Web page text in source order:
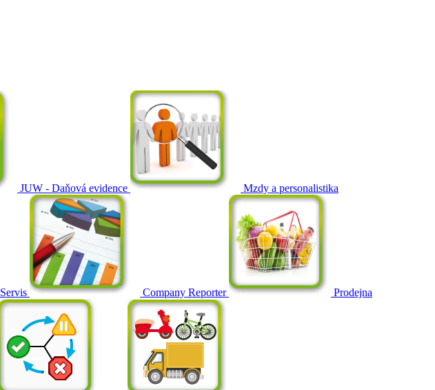
JUW - Daňová evidence Mzdy a personalistika
Servis Company Reporter Prodejna